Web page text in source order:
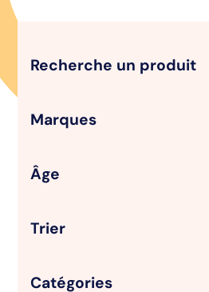
Recherche un produit
Marques
Âge
Trier
Catégories